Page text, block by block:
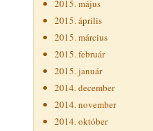
2015. május
2015. április
2015. március
2015. február
2015. január
2014. december
2014. november
2014. október